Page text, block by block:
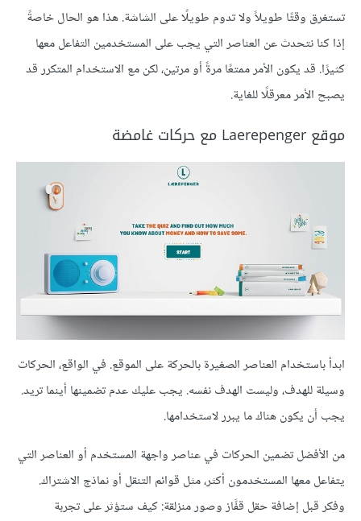
تستغرق وقتًا طويلاً ولا تدوم طويلًا على الشاشة. هذا هو الحال خاصةً
إذا كنا نتحدث عن العناصر التي يجب على المستخدمين التفاعل معها
كثيرًا. قد يكون الأمر ممتعًا مرةً أو مرتين، لكن مع الاستخدام المتكرر قد
يصبح الأمر معرقلًا للغاية.
موقع Laerepenger مع حركات غامضة
ابدأ باستخدام العناصر الصغيرة بالحركة على الموقع. في الواقع، الحركات
وسيلة للهدف، وليست الهدف نفسه. يجب عليك عدم تضمينها أينما تريد.
يجب أن يكون هناك ما يبرر لاستخدامها.
من الأفضل تضمين الحركات في عناصر واجهة المستخدم أو العناصر التي
يتفاعل معها المستخدمون أكثر، مثل قوائم التنقل أو نماذج الاشتراك.
وفكر قبل إضافة حقل قفَّاز وصور منزلقة: كيف ستؤثر على تجربة